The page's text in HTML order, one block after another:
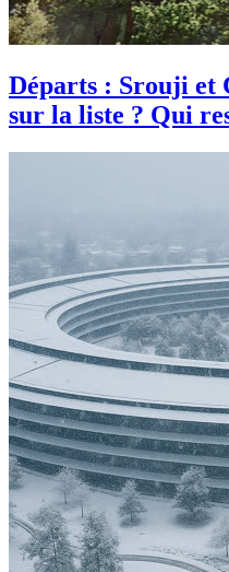
Départs : Srouji et
sur la liste ? Qui